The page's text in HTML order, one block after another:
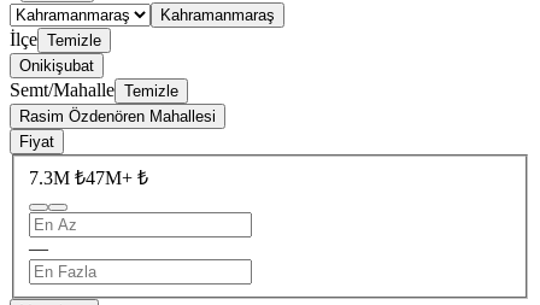
Kahramanmaraş
İlçe Temizle
Onikişubat
Semt/Mahalle Temizle
Rasim Özdenören Mahallesi
Fiyat
7.3M ₺47M+ ₺
—